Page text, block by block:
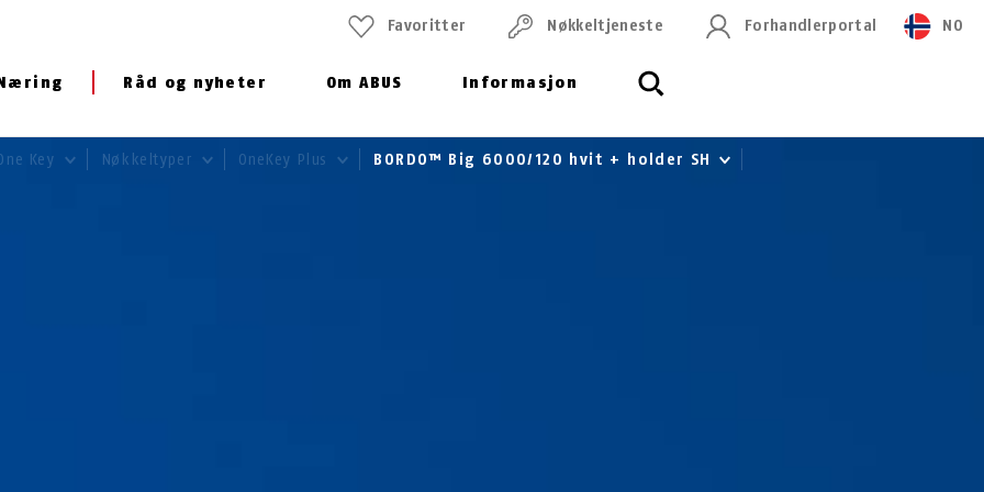
Råd og nyheter Om ABUS Informasjon
Favoritter Nøkkeltjeneste Forhandlerportal NO
Key Nøkkeltyper OneKey Plus BORDO™ Big 6000/120 hvit + holder SH